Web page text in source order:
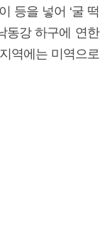
등을 넣어 ‘굴 떡
동강 하구에 연한
역에는 미역으로